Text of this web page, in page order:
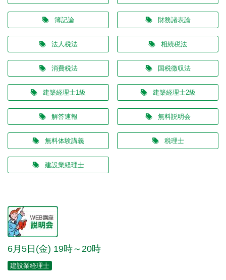
簿記論 財務諸表論
法人税法 相続税法
消費税法 国税徴収法
建築経理士1級 建築経理士2級
解答速報 無料説明会
無料体験講義 税理士
建設業経理士
6月5日(金) 19時～20時
建設業経理士